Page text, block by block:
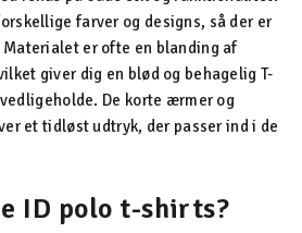
farver og designs, så der er
er ofte en blanding af
giver dig en blød og behagelig T-
De korte ærmer og
et tidløst udtryk, der passer ind i de
ID polo t-shirts?